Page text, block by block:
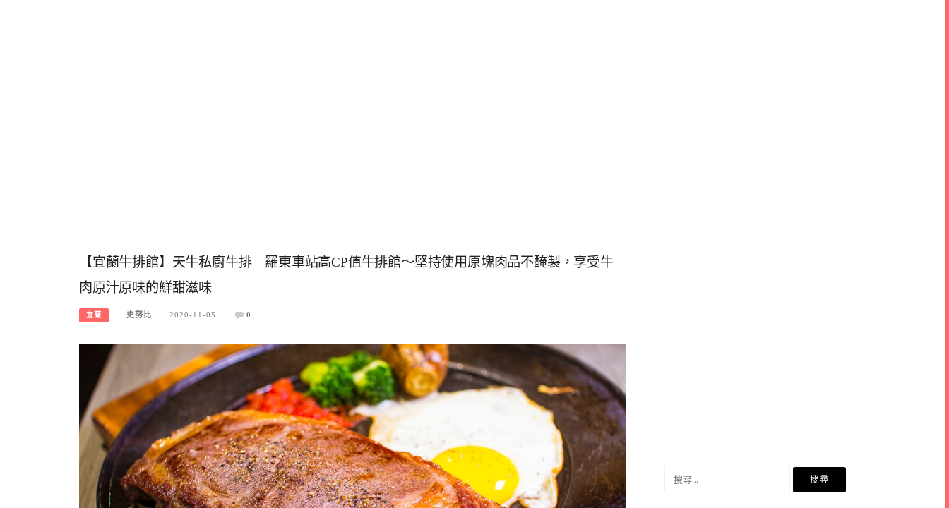
【宜蘭牛排館】天牛私廚牛排｜羅東車站高CP值牛排館～堅持使用原塊肉品不醃製，享受牛
肉原汁原味的鮮甜滋味
宜蘭 史努比 2020-11-05 0